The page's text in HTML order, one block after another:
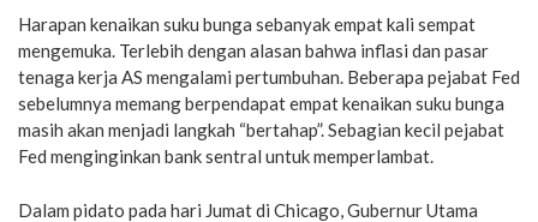
Harapan kenaikan suku bunga sebanyak empat kali sempat
mengemuka. Terlebih dengan alasan bahwa inflasi dan pasar
tenaga kerja AS mengalami pertumbuhan. Beberapa pejabat Fed
sebelumnya memang berpendapat empat kenaikan suku bunga
masih akan menjadi langkah “bertahap”. Sebagian kecil pejabat
Fed menginginkan bank sentral untuk memperlambat.
Dalam pidato pada hari Jumat di Chicago, Gubernur Utama